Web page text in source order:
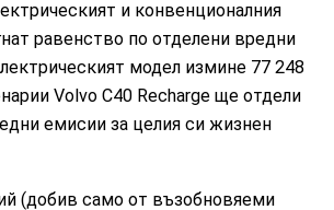
и конвенционалния
равенство по отделени вредни
модел измине 77 248
Volvo C40 Recharge ще отдели
емисии за целия си жизнен
(добив само от възобновяеми